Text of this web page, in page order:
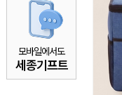
모바일에서도
세종기프트